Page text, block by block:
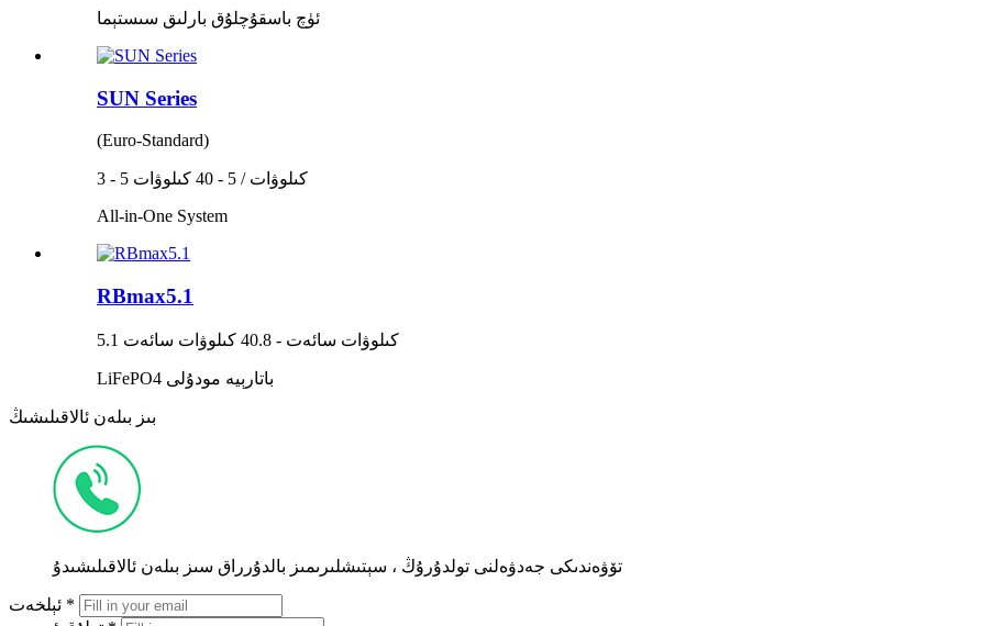
ئۈچ باسقۇچلۇق بارلىق سىستېما
SUN Series
(Euro-Standard)
3 - 5 كىلوۋات / 5 - 40 كىلوۋات
All-in-One System
RBmax5.1
5.1 كىلوۋات سائەت - 40.8 كىلوۋات سائەت
LiFePO4 باتارېيە مودۇلى
بىز بىلەن ئالاقىلىشىڭ
تۆۋەندىكى جەدۋەلنى تولدۇرۇڭ ، سېتىشلىرىمىز بالدۇرراق سىز بىلەن ئالاقىلىشىدۇ
ئېلخەت *